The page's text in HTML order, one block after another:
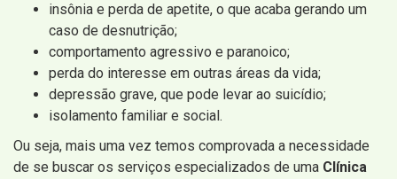
insônia e perda de apetite, o que acaba gerando um
caso de desnutrição;
comportamento agressivo e paranoico;
perda do interesse em outras áreas da vida;
depressão grave, que pode levar ao suicídio;
isolamento familiar e social.
Ou seja, mais uma vez temos comprovada a necessidade
de se buscar os serviços especializados de uma Clínica